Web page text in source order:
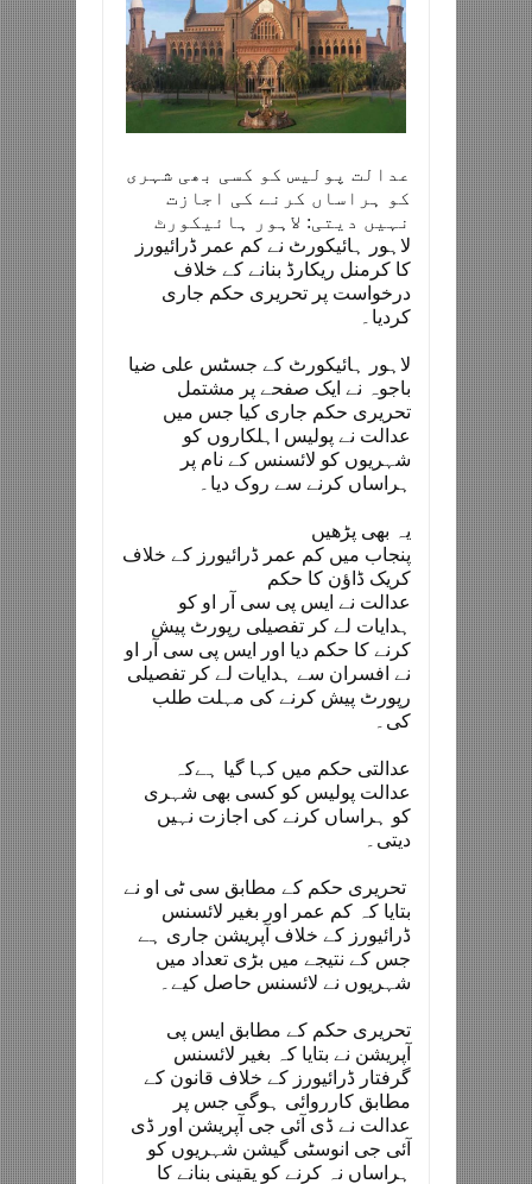
عدالت پولیس کو کسی بھی شہری
کو ہراساں کرنے کی اجازت
نہیں دیتی: لاہور ہائیکورٹ
لاہور ہائیکورٹ نے کم عمر ڈرائیورز
کا کرمنل ریکارڈ بنانے کے خلاف
درخواست پر تحریری حکم جاری
کردیا۔
لاہور ہائیکورٹ کے جسٹس علی ضیا
باجوہ نے ایک صفحے پر مشتمل
تحریری حکم جاری کیا جس میں
عدالت نے پولیس اہلکاروں کو
شہریوں کو لائسنس کے نام پر
ہراساں کرنے سے روک دیا۔
یہ بھی پڑھیں
پنجاب میں کم عمر ڈرائیورز کے خلاف
کریک ڈاؤن کا حکم
عدالت نے ایس پی سی آر او کو
ہدایات لے کر تفصیلی رپورٹ پیش
کرنے کا حکم دیا اور ایس پی سی آر او
نے افسران سے ہدایات لے کر تفصیلی
رپورٹ پیش کرنے کی مہلت طلب
کی۔
عدالتی حکم میں کہا گیا ہےکہ
عدالت پولیس کو کسی بھی شہری
کو ہراساں کرنے کی اجازت نہیں
دیتی۔
تحریری حکم کے مطابق سی ٹی او نے
بتایا کہ کم عمر اور بغیر لائسنس
ڈرائیورز کے خلاف آپریشن جاری ہے
جس کے نتیجے میں بڑی تعداد میں
شہریوں نے لائسنس حاصل کیے۔
تحریری حکم کے مطابق ایس پی
آپریشن نے بتایا کہ بغیر لائسنس
گرفتار ڈرائیورز کے خلاف قانون کے
مطابق کارروائی ہوگی جس پر
عدالت نے ڈی آئی جی آپریشن اور ڈی
آئی جی انوسٹی گیشن شہریوں کو
ہراساں نہ کرنے کو یقینی بنانے کا